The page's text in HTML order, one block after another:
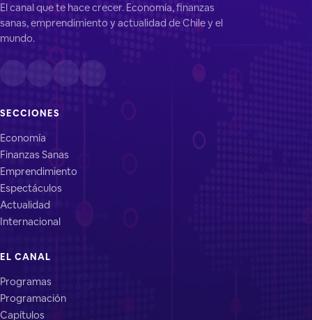
El canal que te hace crecer. Economía, finanzas
sanas, emprendimiento y actualidad de Chile y el
mundo.
SECCIONES
Economía
Finanzas Sanas
Emprendimiento
Espectáculos
Actualidad
Internacional
EL CANAL
Programas
Programación
Capítulos